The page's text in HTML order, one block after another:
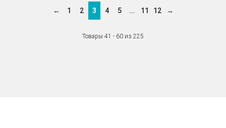
Товары 41 - 60 из 225
← 1 2 3 4 5 ... 11 12 →